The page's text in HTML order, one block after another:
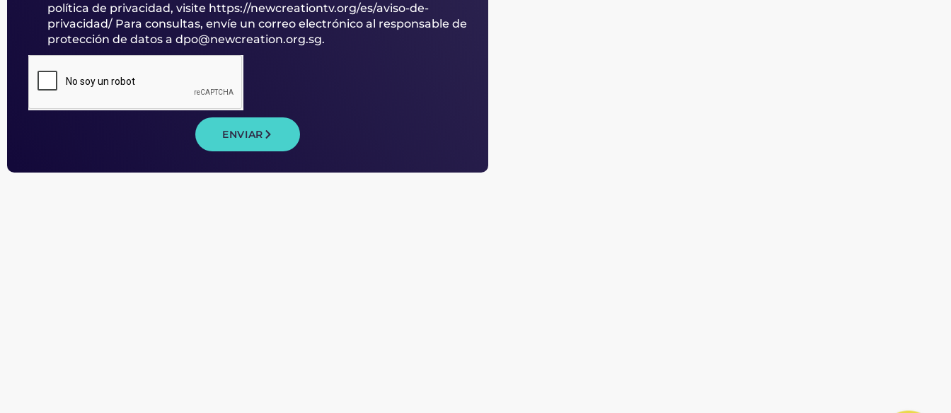
política de privacidad, visite https://newcreationtv.org/es/aviso-de-
privacidad/ Para consultas, envíe un correo electrónico al responsable de
protección de datos a dpo@newcreation.org.sg.
ENVIAR